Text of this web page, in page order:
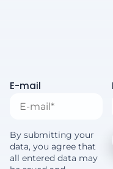
E-mail
By submitting your
data, you agree that
all entered data may